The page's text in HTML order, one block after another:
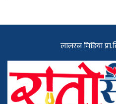
लालरत्न मिडिया